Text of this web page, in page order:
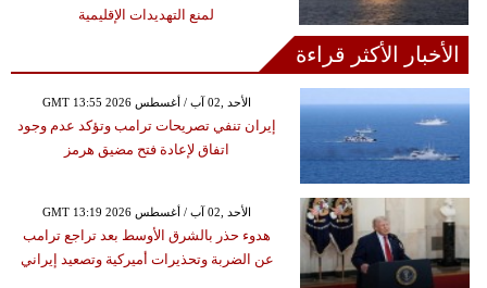
لمنع التهديدات الإقليمية
الأخبار الأكثر قراءة
GMT 13:55 2026 الأحد ,02 آب / أغسطس
إيران تنفي تصريحات ترامب وتؤكد عدم وجود
اتفاق لإعادة فتح مضيق هرمز
GMT 13:19 2026 الأحد ,02 آب / أغسطس
هدوء حذر بالشرق الأوسط بعد تراجع ترامب
عن الضربة وتحذيرات أميركية وتصعيد إيراني